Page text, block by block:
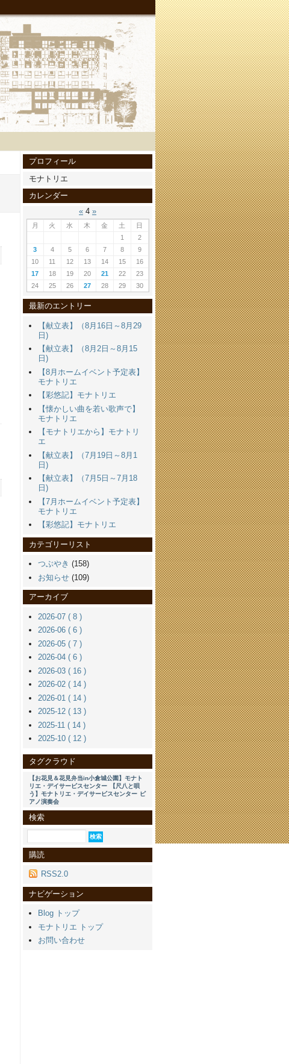
プロフィール
モナトリエ
カレンダー
« 4 »
月 火 水 木 金 土
日
1
2
3
4 5 6 7 8
9
10
11 12 13 14 15
16
17
18 19 20 21 22
23
24
25 26 27 28 29 30
最新のエントリー
【献立表】（8月16日～8月29
日)
【献立表】（8月2日～8月15
日)
【8月ホームイベント予定表】
モナトリエ
【彩悠記】モナトリエ
【懐かしい曲を若い歌声で】
モナトリエ
【モナトリエから】モナトリ
エ
【献立表】（7月19日～8月1
日)
【献立表】（7月5日～7月18
日)
【7月ホームイベント予定表】
モナトリエ
【彩悠記】モナトリエ
カテゴリーリスト
つぶやき (158)
お知らせ (109)
アーカイブ
2026-07 ( 8 )
2026-06 ( 6 )
2026-05 ( 7 )
2026-04 ( 6 )
2026-03 ( 16 )
2026-02 ( 14 )
2026-01 ( 14 )
2025-12 ( 13 )
2025-11 ( 14 )
2025-10 ( 12 )
タグクラウド
【お花見＆花見弁当in小倉城公園】モナト
リエ・デイサービスセンター
【尺八と唄
う】モナトリエ・デイサービスセンター ピ
アノ演奏会
検索
購読
RSS2.0
ナビゲーション
Blog トップ
モナトリエ トップ
お問い合わせ